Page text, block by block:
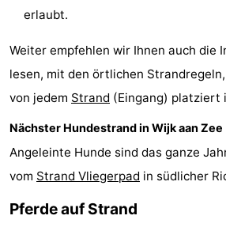
Städte
Sport
Schwimmbader
-
Radfahren
-
Wandern
-
erlaubt.
Weiter empfehlen wir Ihnen auch die
lesen, mit den örtlichen
von jedem Strand (Eingang) platziert
Nächster Hundestrand in Wijk aan Zee
Angeleinte Hunde sind das ganze
vom Strand Vliegerpad in südlicher
Pferde auf Strand